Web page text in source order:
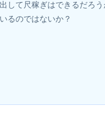
して尺稼ぎはできるだろ
るのではないか？